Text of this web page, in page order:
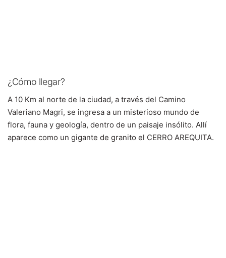
¿Cómo llegar?
A 10 Km al norte de la ciudad, a través del Camino
Valeriano Magri, se ingresa a un misterioso mundo de
flora, fauna y geología, dentro de un paisaje insólito. Allí
aparece como un gigante de granito el CERRO AREQUITA.